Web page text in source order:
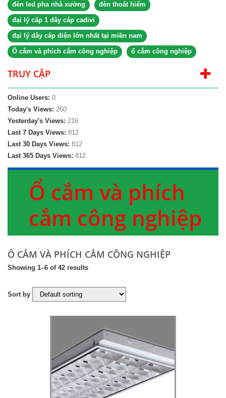
đèn led pha nhà xưởng đèn thoát hiểm
đại lý cấp 1 dây cáp cadivi
đại lý dây cáp điện lớn nhất tại miền nam
Ổ cắm và phích cắm công nghiệp ổ cắm công nghiệp
TRUY CẬP
Online Users: 0
Today's Views: 260
Yesterday's Views: 216
Last 7 Days Views: 812
Last 30 Days Views: 812
Last 365 Days Views: 812
Ổ cắm và phích
cắm công nghiệp
Ổ CẮM VÀ PHÍCH CẮM CÔNG NGHIỆP
Showing 1–6 of 42 results
Sort by